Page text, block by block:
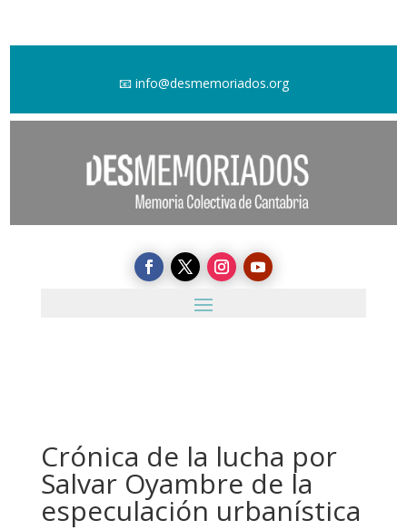
📧 info@desmemoriados.org
Crónica de la lucha por
Salvar Oyambre de la
especulación urbanística